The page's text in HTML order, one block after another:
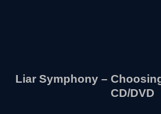
Liar Symphony –
CD/DVD